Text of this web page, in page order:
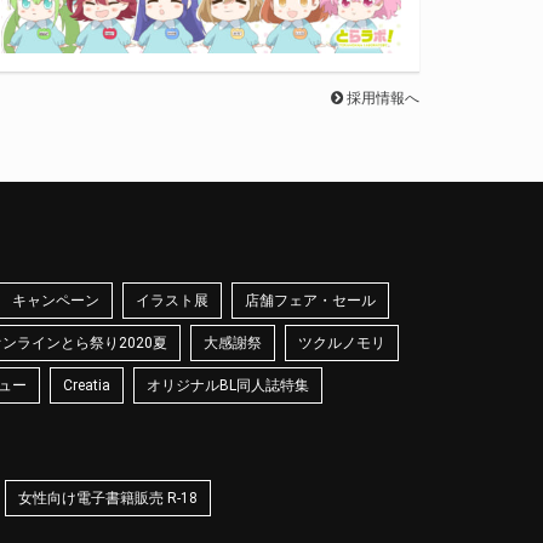
採用情報へ
キャンペーン イラスト展 店舗フェア・セール
ラインとら祭り2020夏 大感謝祭 ツクルノモリ
ー Creatia オリジナルBL同人誌特集
女性向け電子書籍販売 R-18